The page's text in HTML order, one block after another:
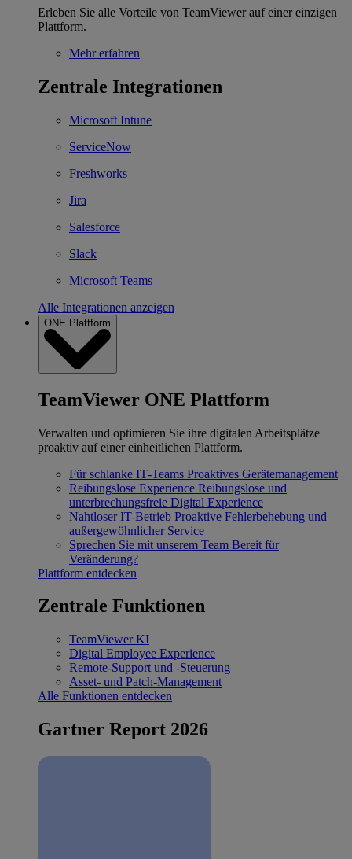
Erleben Sie alle Vorteile von TeamViewer auf einer einzigen
Plattform.
Mehr erfahren
Zentrale Integrationen
Microsoft Intune
ServiceNow
Freshworks
Jira
Salesforce
Slack
Microsoft Teams
Alle Integrationen anzeigen
ONE Plattform
TeamViewer ONE Plattform
Verwalten und optimieren Sie ihre digitalen Arbeitsplätze
proaktiv auf einer einheitlichen Plattform.
Für schlanke IT‐Teams Proaktives Gerätemanagement
Reibungslose Experience Reibungslose und
unterbrechungsfreie Digital Experience
Nahtloser IT-Betrieb Proaktive Fehlerbehebung und
außergewöhnlicher Service
Sprechen Sie mit unserem Team Bereit für
Veränderung?
Plattform entdecken
Zentrale Funktionen
TeamViewer KI
Digital Employee Experience
Remote-Support und -Steuerung
Asset- und Patch-Management
Alle Funktionen entdecken
Gartner Report 2026